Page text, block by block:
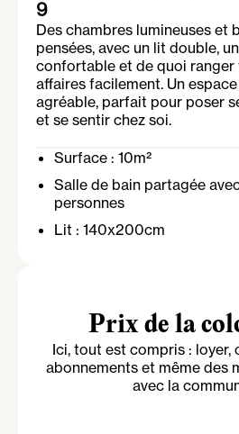
qu'un repas partagé
avec les autres maisons,
entre
À quelques minutes des
transports en commun et de
de Nanterre Rochet offre
dynamique et
expérience de
9
Des chambres lumineuses et
pensées, avec un lit double,
confortable et de quoi ranger
affaires facilement. Un
agréable, parfait pour poser
et se sentir chez soi.
Surface : 10m²
Salle de bain partagée
personnes
Lit : 140x200cm
Prix de la
Ici, tout est compris : loyer,
abonnements et même des
avec la